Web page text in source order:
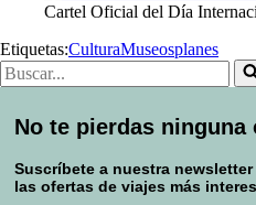
Cartel Oficial del Día
Etiquetas:CulturaMuseosplanes
Buscar...
No te pierdas ninguna
Suscríbete a nuestra
las ofertas de viajes más